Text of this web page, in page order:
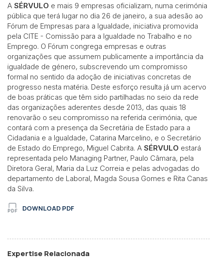
A SÉRVULO e mais 9 empresas oficializam, numa cerimónia
pública que terá lugar no dia 26 de janeiro, a sua adesão ao
Fórum de Empresas para a Igualdade, iniciativa promovida
pela CITE - Comissão para a Igualdade no Trabalho e no
Emprego. O Fórum congrega empresas e outras
organizações que assumem publicamente a importância da
igualdade de género, subscrevendo um compromisso
formal no sentido da adoção de iniciativas concretas de
progresso nesta matéria. Deste esforço resulta já um acervo
de boas práticas que têm sido partilhadas no seio da rede
das organizações aderentes desde 2013, das quais 18
renovarão o seu compromisso na referida cerimónia, que
contará com a presença da Secretária de Estado para a
Cidadania e a Igualdade, Catarina Marcelino, e o Secretário
de Estado do Emprego, Miguel Cabrita. A SÉRVULO estará
representada pelo Managing Partner, Paulo Câmara, pela
Diretora Geral, Maria da Luz Correia e pelas advogadas do
departamento de Laboral, Magda Sousa Gomes e Rita Canas
da Silva.
DOWNLOAD PDF
Expertise Relacionada